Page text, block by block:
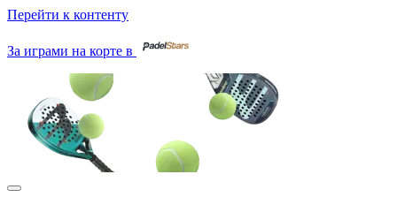
Перейти к контенту
За играми на корте в